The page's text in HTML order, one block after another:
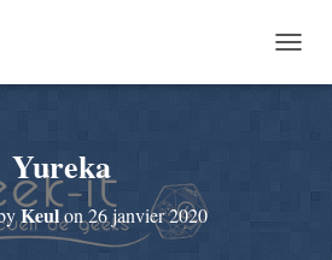
U
Yureka
Keulon26 janvier 2020